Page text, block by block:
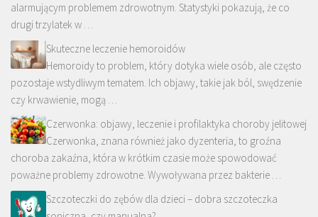
alarmującym problemem zdrowotnym. Statystyki pokazują, że co
drugi trzylatek w …
Skuteczne leczenie hemoroidów
Hemoroidy to problem, który dotyka wiele osób, ale często
pozostaje wstydliwym tematem. Ich objawy, takie jak ból, swędzenie
czy krwawienie, mogą …
Czerwonka: objawy, leczenie i profilaktyka choroby jelitowej
Czerwonka, znana również jako dyzenteria, to groźna
choroba zakaźna, która w krótkim czasie może spowodować
poważne problemy zdrowotne. Wywoływana przez bakterie …
Szczoteczki do zębów dla dzieci – dobra szczoteczka